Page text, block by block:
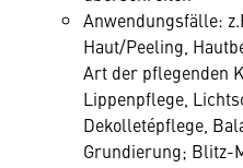
Anwendungsfälle:
Haut/Peeling,
Art der pflegenden
Lippenpflege,
Dekolletépflege,
Grundierung; Blitz-